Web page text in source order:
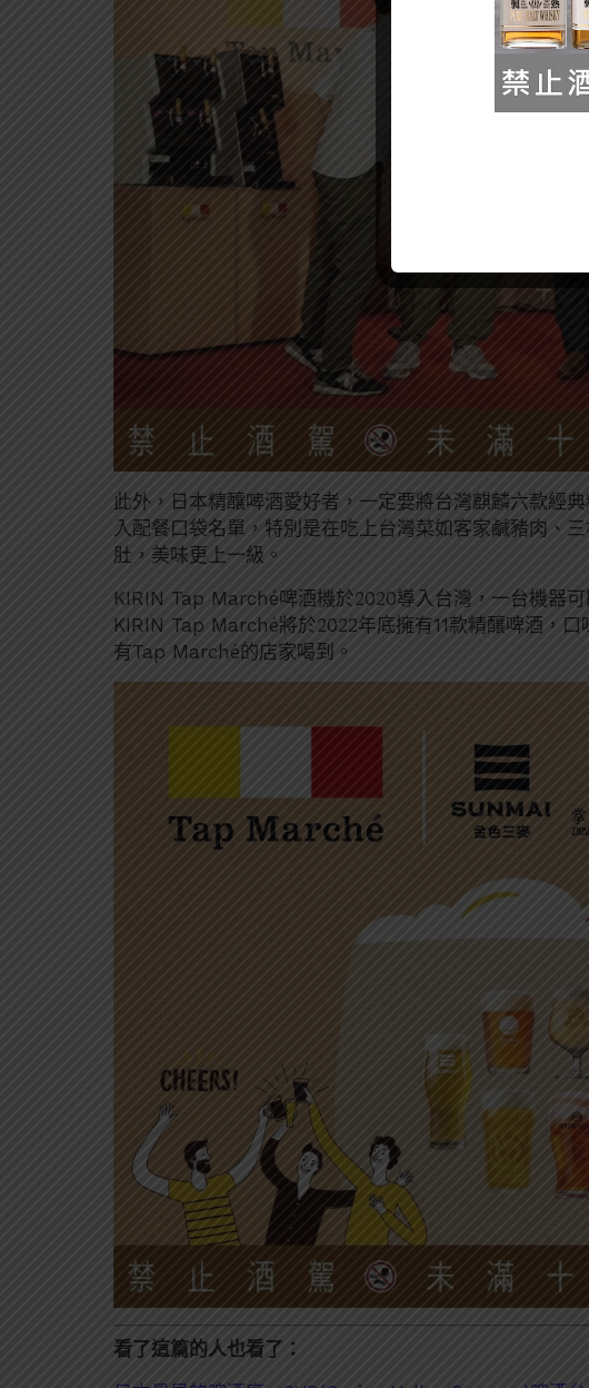
此外，日本精釀啤酒愛好者，一定要將台灣麒麟六款經典
入配餐口袋名單，特別是在吃上台灣菜如客家鹹豬肉、
肚，美味更上一級。
KIRIN Tap Marché啤酒機於2020導入台灣，一台機器
KIRIN Tap Marché將於2022年底擁有11款精釀啤酒，
有Tap Marché的店家喝到。
看了這篇的人也看了：